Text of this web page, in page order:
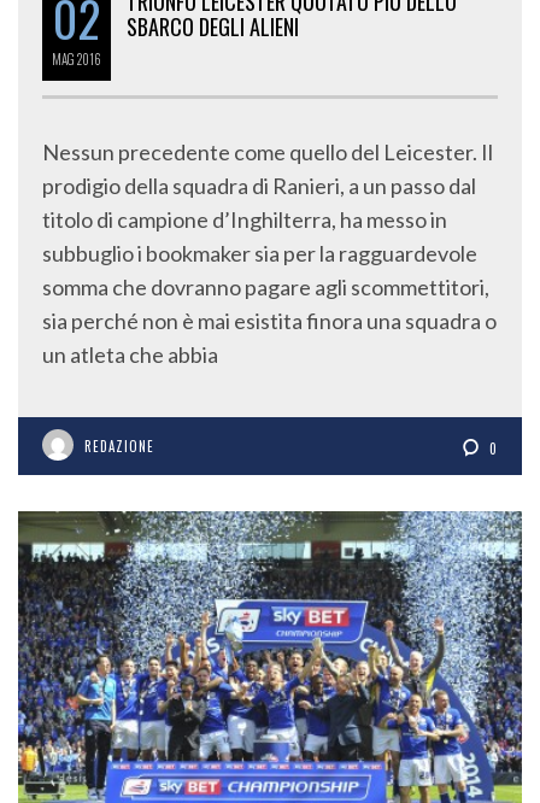
02
MAG2016
SBARCO DEGLI ALIENI
Nessun precedente come quello del Leicester. Il
prodigio della squadra di Ranieri, a un passo dal
titolo di campione d’Inghilterra, ha messo in
subbuglio i bookmaker sia per la ragguardevole
somma che dovranno pagare agli scommettitori,
sia perché non è mai esistita finora una squadra o
un atleta che abbia
REDAZIONE 0